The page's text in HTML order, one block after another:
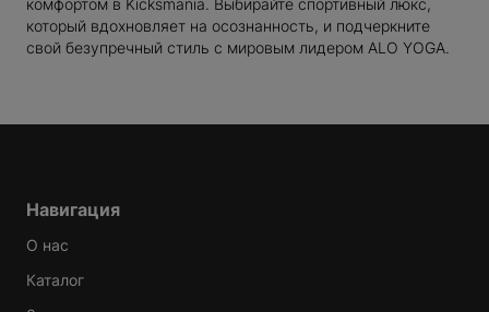
который вдохновляет на осознанность, и подчеркните
свой безупречный стиль с мировым лидером ALO YOGA.
Навигация
О нас
Каталог